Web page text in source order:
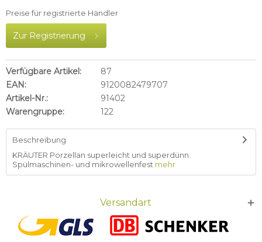
Preise für registrierte Händler
Zur Registrierung
Verfügbare Artikel:
87
EAN:
9120082479707
Artikel-Nr.:
91402
Warengruppe:
122
Beschreibung
KRÄUTER Porzellan superleicht und superdünn
Spülmaschinen- und mikrowellenfest mehr
Versandart